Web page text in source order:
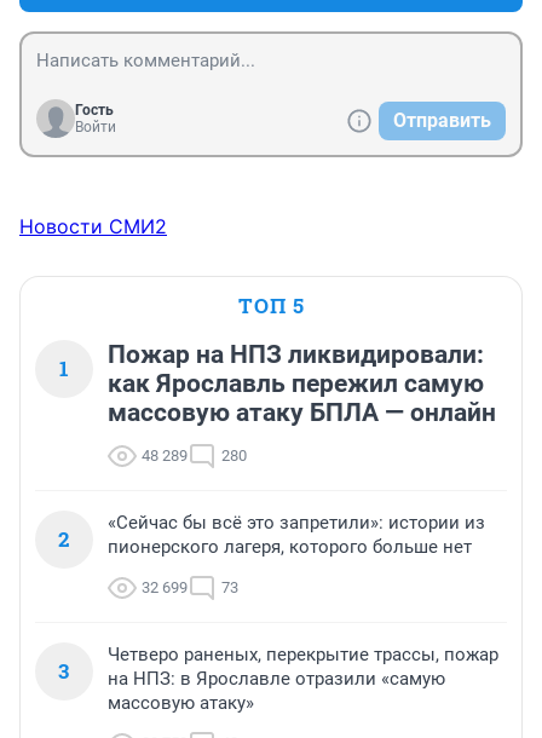
Гость
Войти
Отправить
Новости СМИ2
ТОП 5
1
Пожар на НПЗ ликвидировали:
как Ярославль пережил самую
массовую атаку БПЛА — онлайн
48 289 280
2
«Сейчас бы всё это запретили»: истории из
пионерского лагеря, которого больше нет
32 699 73
3
Четверо раненых, перекрытие трассы, пожар
на НПЗ: в Ярославле отразили «самую
массовую атаку»